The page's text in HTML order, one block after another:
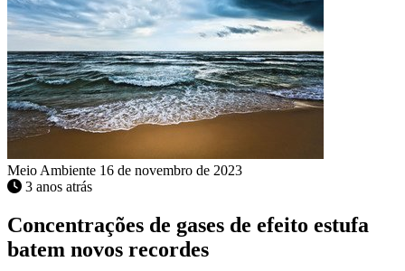
Meio Ambiente 16 de novembro de 2023
3 anos atrás
Concentrações de gases de efeito estufa
batem novos recordes